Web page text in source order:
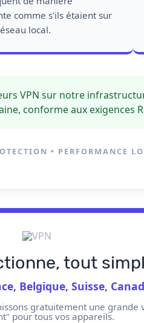
comme s'ils étaient sur
local.
VPN sur notre
conforme aux exigences
• PERFORMANCE
tout
Belgique, Suisse,
gratuitement une grande
pour tous vos appareils.